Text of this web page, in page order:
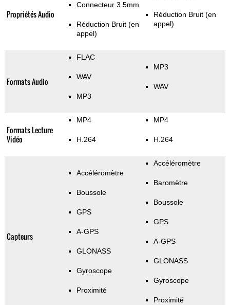
Propriétés Audio
Connecteur 3.5mm
Réduction Bruit (en
appel)
Réduction Bruit (en
appel)
Formats Audio
FLAC
WAV
MP3
MP3
WAV
Formats Lecture
Vidéo
MP4
H.264
MP4
H.264
Capteurs
Accéléromètre
Boussole
GPS
A-GPS
GLONASS
Gyroscope
Proximité
Accéléromètre
Baromètre
Boussole
GPS
A-GPS
GLONASS
Gyroscope
Proximité